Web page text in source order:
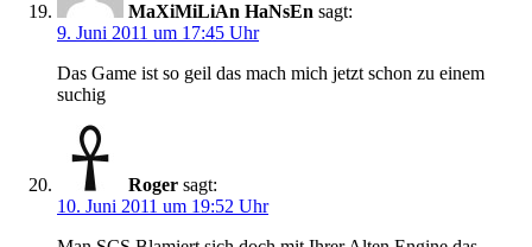
MaXiMiLiAn HaNsEn sagt:
9. Juni 2011 um 17:45 Uhr
Das Game ist so geil das mach mich jetzt schon zu einem
suchig
Roger sagt:
10. Juni 2011 um 19:52 Uhr